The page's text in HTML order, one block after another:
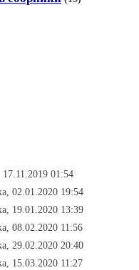
01:54
02.01.2020 19:54
19.01.2020 13:39
08.02.2020 11:56
29.02.2020 20:40
15.03.2020 11:27